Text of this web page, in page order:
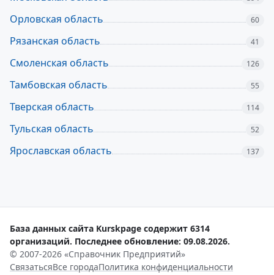
Орловская область 60
Рязанская область 41
Смоленская область 126
Тамбовская область 55
Тверская область 114
Тульская область 52
Ярославская область 137
База данных сайта Kurskpage содержит 6314
организаций. Последнее обновление: 09.08.2026.
© 2007-2026 «Справочник Предприятий»
СвязатьсяВсе городаПолитика конфиденциальности